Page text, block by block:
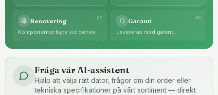
03
Renovering
Komponenter byts vid behov.
04
Garanti
Levereras med garanti.
Fråga vår AI-assistent
Hjälp att välja rätt dator, frågor om din order eller
tekniska specifikationer på vårt sortiment — direkt